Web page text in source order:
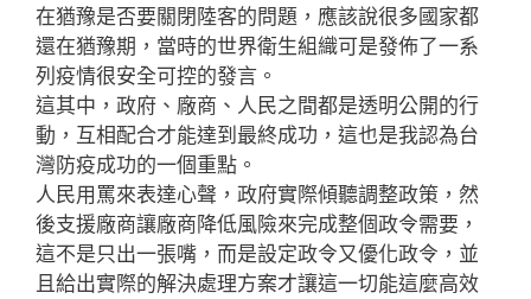
在猶豫是否要關閉陸客的問題，應該說很多國家都
還在猶豫期，當時的世界衛生組織可是發佈了一系
列疫情很安全可控的發言。
這其中，政府、廠商、人民之間都是透明公開的行
動，互相配合才能達到最終成功，這也是我認為台
灣防疫成功的一個重點。
人民用罵來表達心聲，政府實際傾聽調整政策，然
後支援廠商讓廠商降低風險來完成整個政令需要，
這不是只出一張嘴，而是設定政令又優化政令，並
且給出實際的解決處理方案才讓這一切能這麼高效